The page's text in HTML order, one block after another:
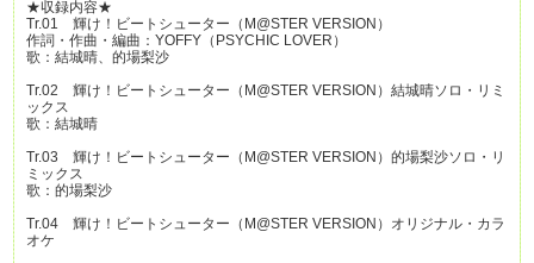
★収録内容★
Tr.01 輝け！ビートシューター（M@STER VERSION）
作詞・作曲・編曲：YOFFY（PSYCHIC LOVER）
歌：結城晴、的場梨沙
Tr.02 輝け！ビートシューター（M@STER VERSION）結城晴ソロ・リミ
ックス
歌：結城晴
Tr.03 輝け！ビートシューター（M@STER VERSION）的場梨沙ソロ・リ
ミックス
歌：的場梨沙
Tr.04 輝け！ビートシューター（M@STER VERSION）オリジナル・カラ
オケ